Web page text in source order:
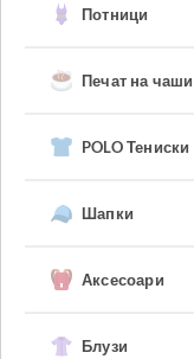
Потници
Печат на чаши
POLO Тениски
Шапки
Аксесоари
Блузи